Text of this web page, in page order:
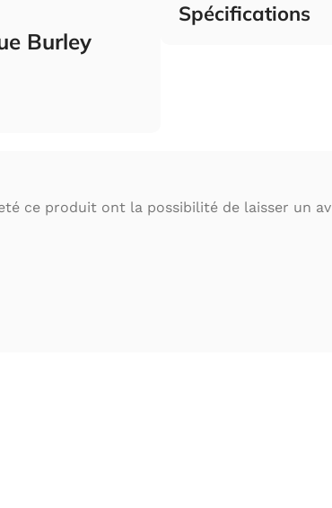
Burley
Spécifications
ce produit ont la possibilité de laisser un